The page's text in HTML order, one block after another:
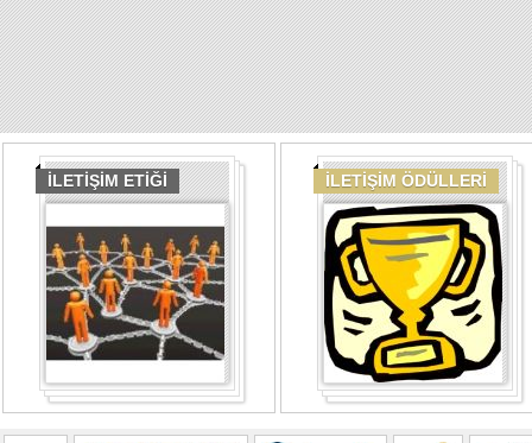
İLETİŞİM ETİĞİ İLETİŞİM ÖDÜLLERİ